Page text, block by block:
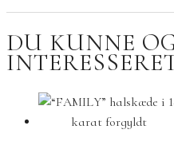
DU KUNNE